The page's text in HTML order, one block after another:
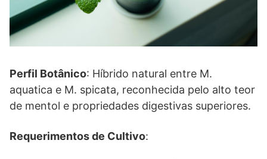
Perfil Botânico: Híbrido natural entre M.
aquatica e M. spicata, reconhecida pelo alto teor
de mentol e propriedades digestivas superiores.
Requerimentos de Cultivo: